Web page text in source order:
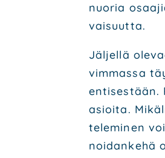
nuo­ria
vai­suut­ta.
Jäl­jel­lä
vim­mas­sa
enti­ses­tään.
asioi­ta.
te­le­mi­nen
noi­dan­ke­hä